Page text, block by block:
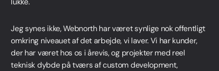
Jeg synes ikke, Webnorth har været synlige nok offentligt
omkring niveauet af det arbejde, vi laver. Vi har kunder,
der har været hos os i årevis, og projekter med reel
teknisk dybde på tværs af custom development,